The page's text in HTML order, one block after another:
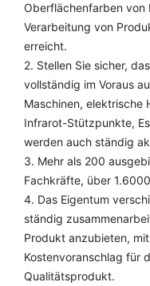
Oberflächenfarben von
Verarbeitung von
erreicht.
2. Stellen Sie sicher,
vollständig im Voraus
Maschinen, elektrische
Infrarot-Stützpunkte,
werden auch ständig
3. Mehr als 200
Fachkräfte, über
4. Das Eigentum
ständig
Produkt anzubieten,
Kostenvoranschlag für
Qualitätsprodukt.